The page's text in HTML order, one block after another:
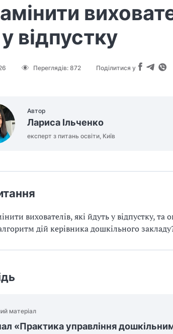
відпустку
Переглядів: 872 Поділитися у
Автор
Лариса Ільченко
експерт з питань освіти, Київ
вихователів, які йдуть у відпустку, та
дій керівника дошкільного
матеріал
«Практика управління